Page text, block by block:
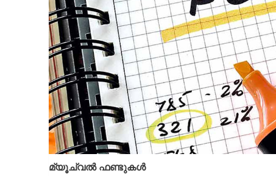
മ്യൂച്വല്‍ ഫണ്ടുകള്‍